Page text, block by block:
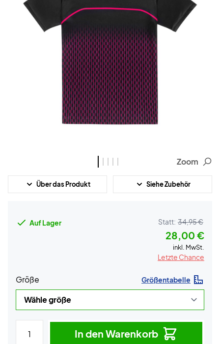
Zoom
Über das Produkt Siehe Zubehör
Auf Lager Statt: 34,95 €
28,00 €
inkl. MwSt.
Letzte Chance
Größe Größentabelle
In den Warenkorb